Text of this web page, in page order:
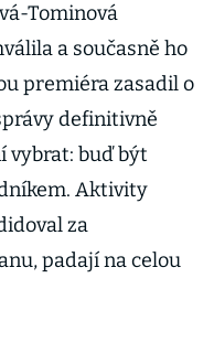
Tominová
a současně ho
premiéra zasadil o
definitivně
vybrat: buď být
Aktivity
za
padají na celou